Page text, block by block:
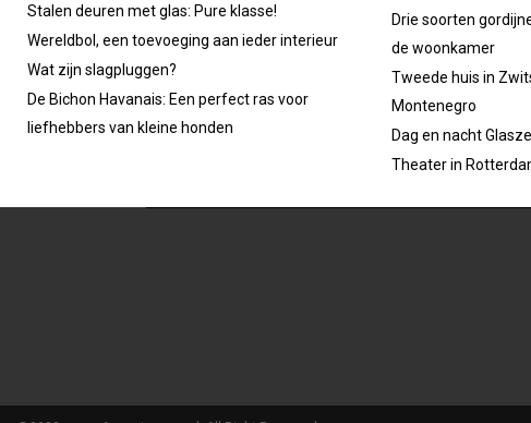
Stalen deuren met glas: Pure klasse!
Wereldbol, een toevoeging aan ieder interieur
Wat zijn slagpluggen?
De Bichon Havanais: Een perfect ras voor
liefhebbers van kleine honden
Drie soorten
de woonkamer
Tweede huis in
Montenegro
Dag en nacht
Theater in